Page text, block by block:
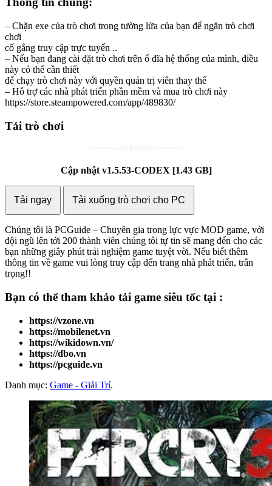
– Chặn exe của trò chơi trong tường lửa của bạn để ngăn trò chơi
chơi
cố gắng truy cập trực tuyến ..
– Nếu bạn đang cài đặt trò chơi trên ổ đĩa hệ thống của mình, điều
này có thể cần thiết
để chạy trò chơi này với quyền quản trị viên thay thế
– Hỗ trợ các nhà phát triển phần mềm và mua trò chơi này
https://store.steampowered.com/app/489830/
Tải trò chơi
Cập nhật v1.5.53-CODEX [1.43 GB]
Tải ngay Tải xuống trò chơi cho PC
Chúng tôi là PCGuide – Chuyên gia trong lực vực MOD game, với
đội ngũ lên tới 200 thành viên chúng tôi tự tin sẽ mang đến cho các
bạn những giây phút trải nghiệm game tuyệt vời. Nếu biết thêm
thông tin về game vui lòng truy cập đến trang nhà phát triển, trân
trọng!!
Bạn có thể tham khảo tải game siêu tốc tại :
https://vzone.vn
https://mobilenet.vn
https://wikidown.vn/
https://dbo.vn
https://pcguide.vn
Danh mục: Game - Giải Trí.